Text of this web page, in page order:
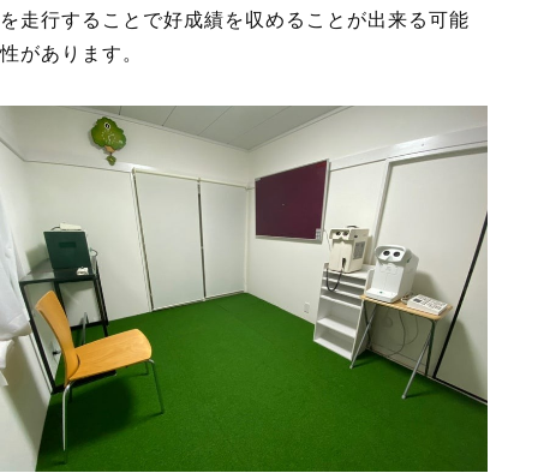
を走行することで好成績を収めることが出来る可能
性があります。